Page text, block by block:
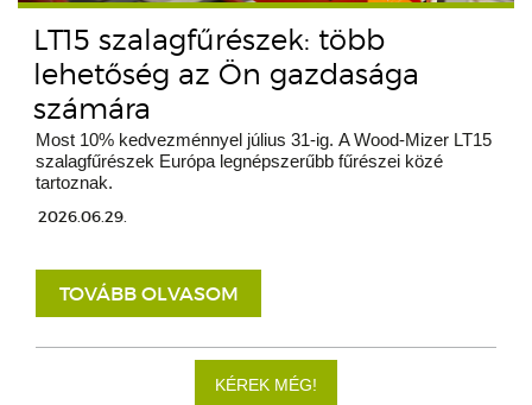
LT15 szalagfűrészek: több
lehetőség az Ön gazdasága
számára
Most 10% kedvezménnyel július 31-ig. A Wood-Mizer LT15
szalagfűrészek Európa legnépszerűbb fűrészei közé
tartoznak.
2026.06.29.
TOVÁBB OLVASOM
KÉREK MÉG!